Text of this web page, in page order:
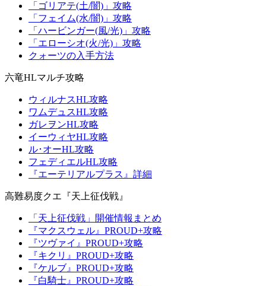
「ゴリアテ(土/闇)」攻略
「フェイム(水/闇)」攻略
「ハービンガー(風/光)」攻略
「エローシオ(火/光)」攻略
クォーツの入手方法
六竜HLマルチ攻略
ウィルナスHL攻略
ワムデュスHL攻略
ガレヲンHL攻略
イーウィヤHL攻略
ル･オーHL攻略
フェディエルHL攻略
『エーテリアルプラス』詳細
高難易度クエ『天上征伐戦』
「天上征伐戦」開催情報まとめ
『マクスウェル』PROUD+攻略
『ツヴァイ』PROUD+攻略
『キクリ』PROUD+攻略
『ケルブ』PROUD+攻略
『白騎士』PROUD+攻略